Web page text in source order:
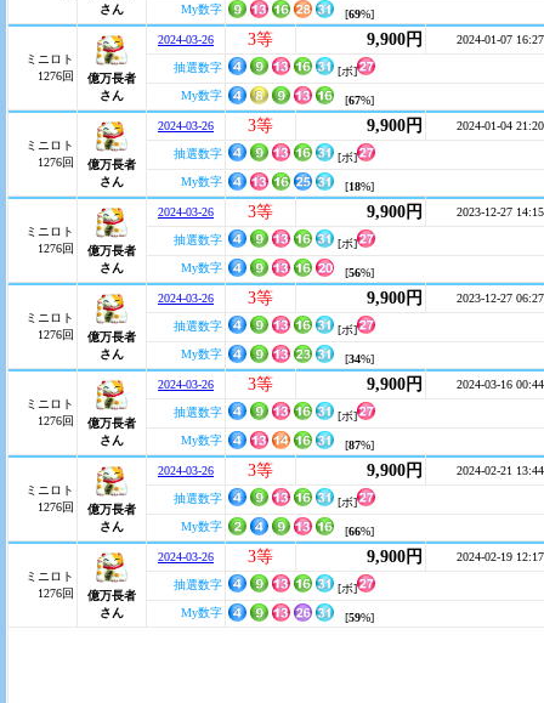
さん
My数字
[69%]
ミニロト
1276回
億万長者
さん
2024-03-26 3等 9,900円 2024-01-07 16:27
抽選数字
[ボ]
My数字
[67%]
ミニロト
1276回
億万長者
さん
2024-03-26 3等 9,900円 2024-01-04 21:20
抽選数字
[ボ]
My数字
[18%]
ミニロト
1276回
億万長者
さん
2024-03-26 3等 9,900円 2023-12-27 14:15
抽選数字
[ボ]
My数字
[56%]
ミニロト
1276回
億万長者
さん
2024-03-26 3等 9,900円 2023-12-27 06:27
抽選数字
[ボ]
My数字
[34%]
ミニロト
1276回
億万長者
さん
2024-03-26 3等 9,900円 2024-03-16 00:44
抽選数字
[ボ]
My数字
[87%]
ミニロト
1276回
億万長者
さん
2024-03-26 3等 9,900円 2024-02-21 13:44
抽選数字
[ボ]
My数字
[66%]
ミニロト
1276回
億万長者
さん
2024-03-26 3等 9,900円 2024-02-19 12:17
抽選数字
[ボ]
My数字
[59%]